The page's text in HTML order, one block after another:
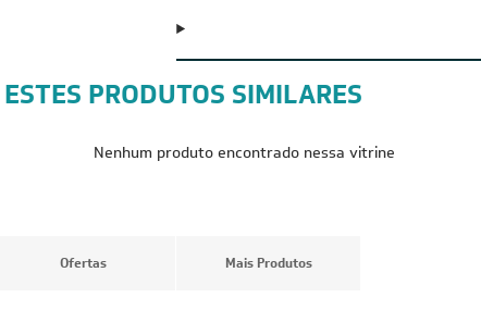
PRODUTOS SIMILARES
Nenhum produto encontrado nessa vitrine
Ofertas Mais Produtos